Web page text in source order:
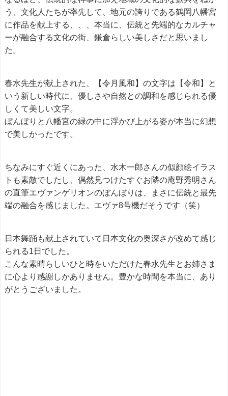
う、文化人たちが率先して、地元の誇りである鶴岡八幡宮
に作品を献上する、、、本当に、伝統と先端的なカルチャ
ーが融合する文化の街、鎌倉らしい美しさだと思いまし
た。
春水先生が献上された、【令月風和】の文字は【令和】と
いう新しい時代に、優しさや自然との調和を感じられる優
しくて美しい文字。
ぼんぼりと八幡宮の緑の中に浮かび上がる姿が本当に幻想
で美しかったです。
ちなみにすぐ近くにあった、水木一郎さんの似顔絵イラス
トも素敵でしたし、偶然見つけたすぐお隣の庵野秀明さん
の直筆エヴァンゲリオンのぼんぼりは、まさに伝統と最先
端の融合を感じました。エヴァ8号機だそうです（笑）
日本舞踊も献上されていて日本文化の奥深さが改めて感じ
られる1日でした。
こんな素晴らしいひと時をいただけた春水先生とお姉さま
に心より感謝しかありません。豊かな時間を本当に、あり
がとうございました。